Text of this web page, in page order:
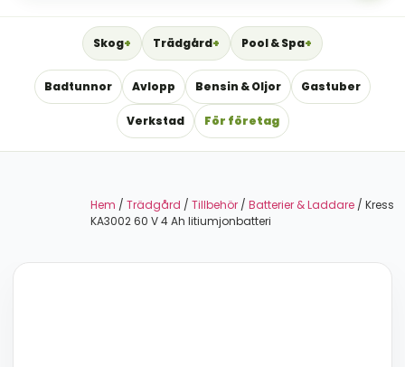
Skog Trädgård Pool & Spa
Badtunnor Avlopp Bensin & Oljor Gastuber
Verkstad För företag
Hem / Trädgård / Tillbehör / Batterier & Laddare / Kress
KA3002 60 V 4 Ah litiumjonbatteri